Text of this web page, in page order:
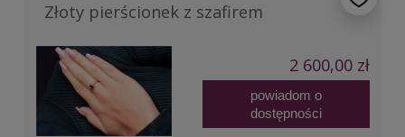
Złoty pierścionek z szafirem
2 600,00 zł
powiadom o
dostępności